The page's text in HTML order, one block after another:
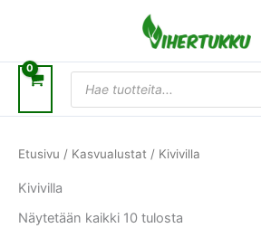
Products
search
Etusivu / Kasvualustat / Kivivilla
Kivivilla
Näytetään kaikki 10 tulosta